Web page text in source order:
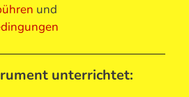
und
unterrichtet: